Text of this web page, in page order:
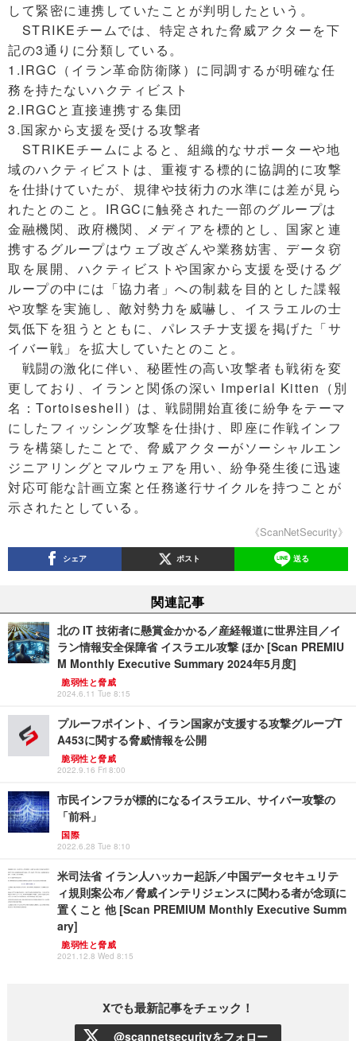
して緊密に連携していたことが判明したという。
STRIKEチームでは、特定された脅威アクターを下
記の3通りに分類している。
1.IRGC（イラン革命防衛隊）に同調するが明確な任
務を持たないハクティビスト
2.IRGCと直接連携する集団
3.国家から支援を受ける攻撃者
STRIKEチームによると、組織的なサポーターや地
域のハクティビストは、重複する標的に協調的に攻撃
を仕掛けていたが、規律や技術力の水準には差が見ら
れたとのこと。IRGCに触発された一部のグループは
金融機関、政府機関、メディアを標的とし、国家と連
携するグループはウェブ改ざんや業務妨害、データ窃
取を展開、ハクティビストや国家から支援を受けるグ
ループの中には「協力者」への制裁を目的とした諜報
や攻撃を実施し、敵対勢力を威嚇し、イスラエルの士
気低下を狙うとともに、パレスチナ支援を掲げた「サ
イバー戦」を拡大していたとのこと。
戦闘の激化に伴い、秘匿性の高い攻撃者も戦術を変
更しており、イランと関係の深い Imperial Kitten（別
名：Tortoiseshell）は、戦闘開始直後に紛争をテーマ
にしたフィッシング攻撃を仕掛け、即座に作戦インフ
ラを構築したことで、脅威アクターがソーシャルエン
ジニアリングとマルウェアを用い、紛争発生後に迅速
対応可能な計画立案と任務遂行サイクルを持つことが
示されたとしている。
《ScanNetSecurity》
シェア ポスト 送る
関連記事
北の IT 技術者に懸賞金かかる／産経報道に世界注目／イ
ラン情報安全保障省 イスラエル攻撃 ほか [Scan PREMIU
M Monthly Executive Summary 2024年5月度]
脆弱性と脅威
2024.6.11 Tue 8:15
プルーフポイント、イラン国家が支援する攻撃グループT
A453に関する脅威情報を公開
脆弱性と脅威
2022.9.16 Fri 8:00
市民インフラが標的になるイスラエル、サイバー攻撃の
「前科」
国際
2022.6.28 Tue 8:10
米司法省 イラン人ハッカー起訴／中国データセキュリテ
ィ規則案公布／脅威インテリジェンスに関わる者が念頭に
置くこと 他 [Scan PREMIUM Monthly Executive Summ
ary]
脆弱性と脅威
2021.12.8 Wed 8:15
Xでも最新記事をチェック！
@scannetsecurityをフォロー